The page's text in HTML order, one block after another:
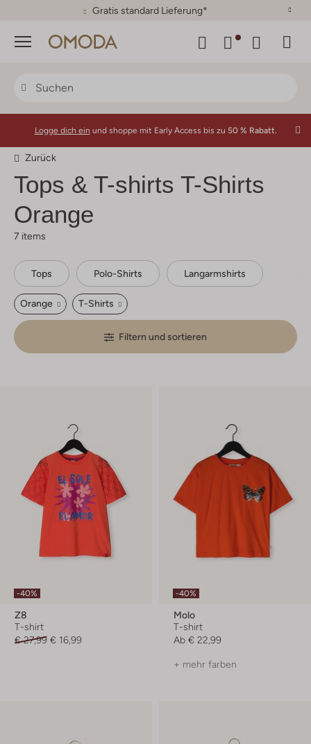
30 Tage Rückgaberecht
Menü
Logge dich ein und shoppe mit Early Access bis zu 50 % Rabatt.
Zurück
Tops & T-shirts T-Shirts
Orange
7 items
Tops Polo-Shirts Langarmshirts
Orange T-Shirts
Filtern und sortieren
-40%
Z8
T-shirt
€ 27,99 € 16,99
-40%
Molo
T-shirt
Ab € 22,99
+ mehr farben